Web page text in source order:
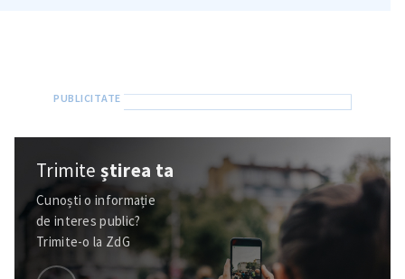
Trimiteștirea ta
Cunoști o informație
de interes public?
Trimite-o la ZdG